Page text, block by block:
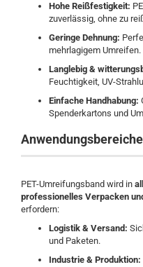
Hohe Reißfestigkeit:
zuverlässig, ohne zu
Geringe Dehnung:
mehrlagigem Umreifen.
Langlebig &
Feuchtigkeit, UV-
Einfache Handhabung:
Spenderkartons und
PET-Umreifungsband wird in
professionelles Verpacken
erfordern:
Logistik & Versand:
und Paketen.
Industrie & Produktion: